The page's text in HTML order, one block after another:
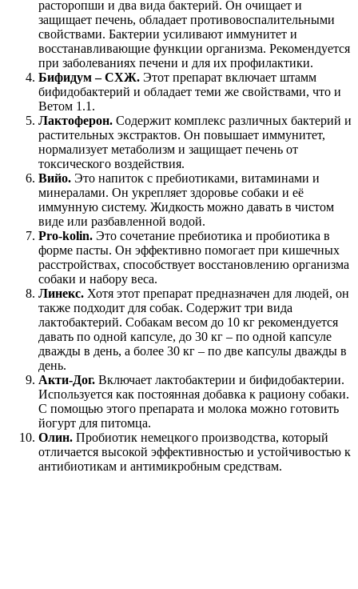
расторопши и два вида бактерий. Он очищает и
защищает печень, обладает противовоспалительными
свойствами. Бактерии усиливают иммунитет и
восстанавливающие функции организма. Рекомендуется
при заболеваниях печени и для их профилактики.
Бифидум – СХЖ. Этот препарат включает штамм
бифидобактерий и обладает теми же свойствами, что и
Ветом 1.1.
Лактоферон. Содержит комплекс различных бактерий и
растительных экстрактов. Он повышает иммунитет,
нормализует метаболизм и защищает печень от
токсического воздействия.
Вийо. Это напиток с пребиотиками, витаминами и
минералами. Он укрепляет здоровье собаки и её
иммунную систему. Жидкость можно давать в чистом
виде или разбавленной водой.
Pro-kolin. Это сочетание пребиотика и пробиотика в
форме пасты. Он эффективно помогает при кишечных
расстройствах, способствует восстановлению организма
собаки и набору веса.
Линекс. Хотя этот препарат предназначен для людей, он
также подходит для собак. Содержит три вида
лактобактерий. Собакам весом до 10 кг рекомендуется
давать по одной капсуле, до 30 кг – по одной капсуле
дважды в день, а более 30 кг – по две капсулы дважды в
день.
Акти-Дог. Включает лактобактерии и бифидобактерии.
Используется как постоянная добавка к рациону собаки.
С помощью этого препарата и молока можно готовить
йогурт для питомца.
Олин. Пробиотик немецкого производства, который
отличается высокой эффективностью и устойчивостью к
антибиотикам и антимикробным средствам.